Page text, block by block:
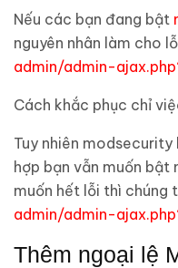
Nếu các bạn đang bật
nguyên nhân làm cho
admin/admin-
Cách khắc phục chỉ
Tuy nhiên
hợp bạn vẫn muốn
muốn hết lỗi thì chúng
admin/admin-
Thêm ngoại lệ